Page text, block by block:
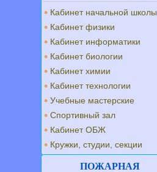
Кабинет начальной школы
Кабинет физики
Кабинет информатики
Кабинет биологии
Кабинет химии
Кабинет технологии
Учебные мастерские
Спортивный зал
Кабинет ОБЖ
Кружки, студии, секции
ПОЖАРНАЯ